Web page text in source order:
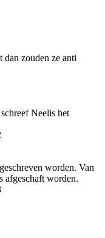
zouden ze anti
Neelis het
worden. Van
afgeschaft worden.